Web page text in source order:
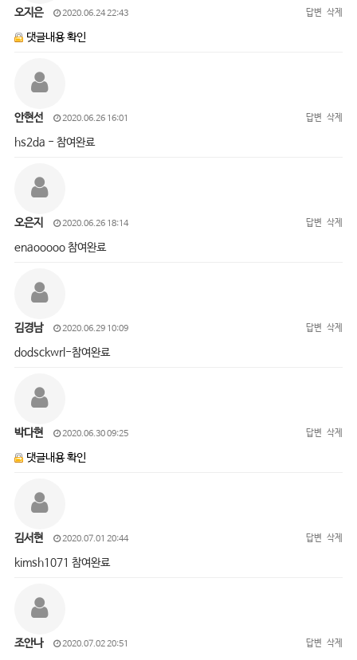
오지은 2020.06.24 22:43 답변 삭제
댓글내용 확인
안현선 2020.06.26 16:01 답변 삭제
hs2da - 참여완료
오은지 2020.06.26 18:14 답변 삭제
enaooooo 참여완료
김경남 2020.06.29 10:09 답변 삭제
dodsckwrl-참여완료
박다현 2020.06.30 09:25 답변 삭제
댓글내용 확인
김서현 2020.07.01 20:44 답변 삭제
kimsh1071 참여완료
조안나 2020.07.02 20:51 답변 삭제